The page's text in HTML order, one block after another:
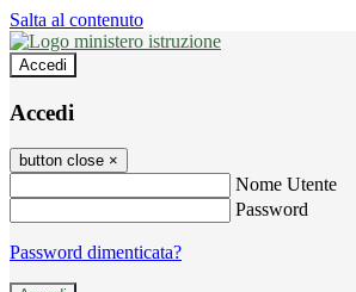
Salta al contenuto
Accedi
Accedi
button close ×
Nome Utente
Password
Password dimenticata?